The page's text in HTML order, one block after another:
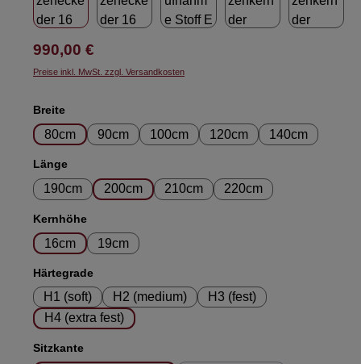
Regulärer Preis:
990,00 €
Preise inkl. MwSt. zzgl. Versandkosten
Breiteauswählen
80cm 90cm 100cm 120cm 140cm
Längeauswählen
190cm 200cm 210cm 220cm
Kernhöheauswählen
16cm 19cm
Härtegradeauswählen
H1 (soft) H2 (medium)
H3 (fest)
H4 (extra fest)
Sitzkanteauswählen